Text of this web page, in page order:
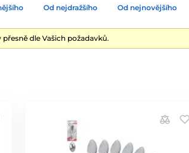
Od nejdražšího Od nejnovějšího
dle Vašich požadavků.